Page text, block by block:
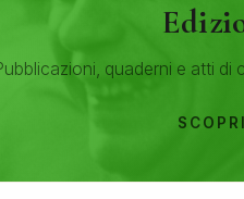
quaderni e atti di
SCOPRI